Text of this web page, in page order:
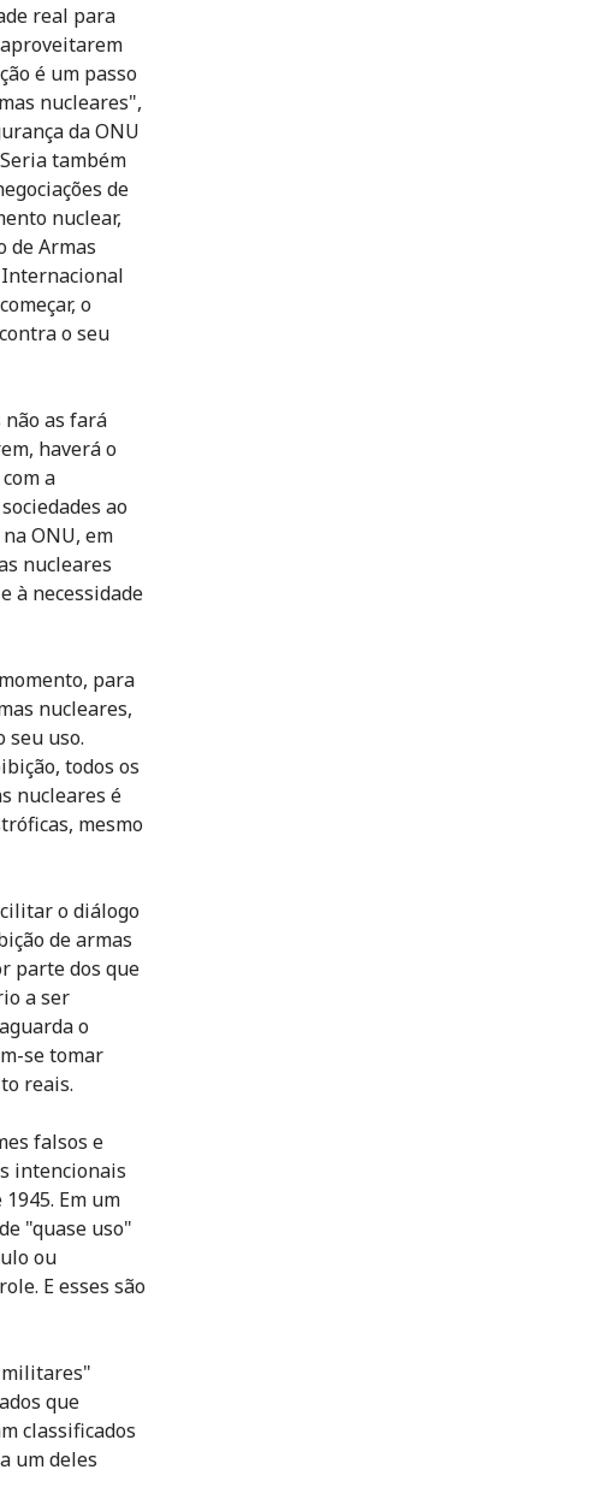
real para
é um passo
nucleares",
da ONU
também
de
nuclear,
de Armas
Internacional
o
o seu
as fará
haverá o
a
ao
ONU, em
nucleares
à necessidade
para
nucleares,
seu uso.
todos os
nucleares é
mesmo
o diálogo
de armas
parte dos que
a ser
o
se tomar
reais.
falsos e
intencionais
Em um
"quase uso"
ou
E esses são
militares"
que
classificados
um deles